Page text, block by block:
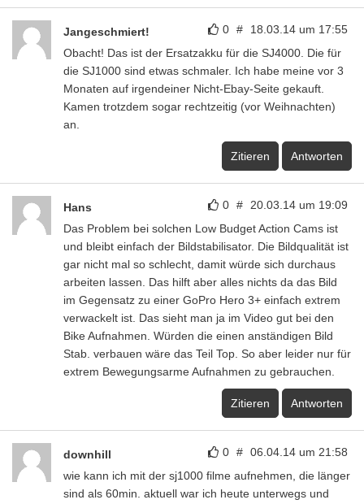
0 # 18.03.14 um 17:55
Jangeschmiert!
Obacht! Das ist der Ersatzakku für die SJ4000. Die für
die SJ1000 sind etwas schmaler. Ich habe meine vor 3
Monaten auf irgendeiner Nicht-Ebay-Seite gekauft.
Kamen trotzdem sogar rechtzeitig (vor Weihnachten)
an.
Zitieren Antworten
0 # 20.03.14 um 19:09
Hans
Das Problem bei solchen Low Budget Action Cams ist
und bleibt einfach der Bildstabilisator. Die Bildqualität ist
gar nicht mal so schlecht, damit würde sich durchaus
arbeiten lassen. Das hilft aber alles nichts da das Bild
im Gegensatz zu einer GoPro Hero 3+ einfach extrem
verwackelt ist. Das sieht man ja im Video gut bei den
Bike Aufnahmen. Würden die einen anständigen Bild
Stab. verbauen wäre das Teil Top. So aber leider nur für
extrem Bewegungsarme Aufnahmen zu gebrauchen.
Zitieren Antworten
0 # 06.04.14 um 21:58
downhill
wie kann ich mit der sj1000 filme aufnehmen, die länger
sind als 60min. aktuell war ich heute unterwegs und